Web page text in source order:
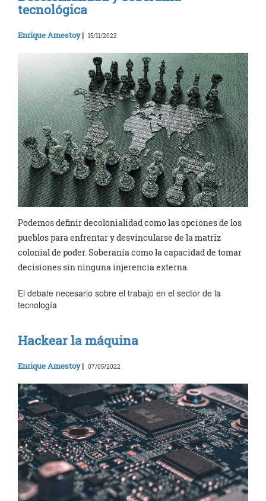
tecnológica
Enrique Amestoy| 15/11/2022
Podemos definir decolonialidad como las opciones de los
pueblos para enfrentar y desvincularse de la matriz
colonial de poder. Soberanía como la capacidad de tomar
decisiones sin ninguna injerencia externa.
El debate necesario sobre el trabajo en el sector de la
tecnología
Hackear la máquina
Enrique Amestoy| 07/05/2022